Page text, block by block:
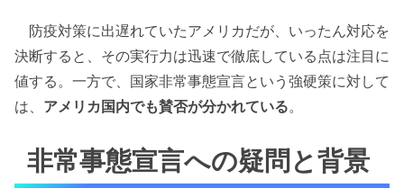
防疫対策に出遅れていたアメリカだが、いったん対応を
決断すると、その実行力は迅速で徹底している点は注目に
値する。一方で、国家非常事態宣言という強硬策に対して
は、 アメリカ国内でも賛否が分かれている。
非常事態宣言への疑問と背景